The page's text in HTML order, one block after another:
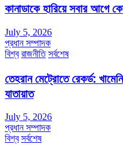
কানাডাকে হারিয়ে সবার আগে
July 5, 2026
প্রধান সম্পাদক
বিশ্ব রাজনীতি সর্বশেষ
তেহরান মেট্রোতে রেকর্ড:
যাতায়াত
July 5, 2026
প্রধান সম্পাদক
বিশ্ব সর্বশেষ